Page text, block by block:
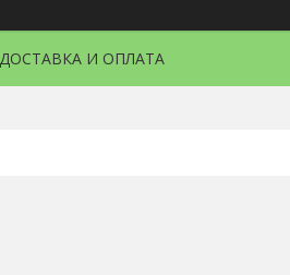
ДОСТАВКА И ОПЛАТА